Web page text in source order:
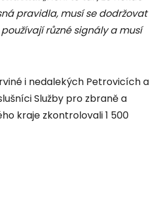
pravidla, musí se dodržovat
různé signály a musí
i nedalekých Petrovicích a
Služby pro zbraně a
kraje zkontrolovali 1 500